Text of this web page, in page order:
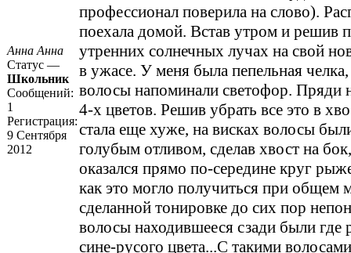
Анна Анна
Статус —
Школьник
Сообщений:
1
Регистрация:
9 Сентября
2012
профессионал поверила на слово).
поехала домой. Встав утром и решив
утренних солнечных лучах на свой
в ужасе. У меня была пепельная
волосы напоминали светофор. Пряди
4-х цветов. Решив убрать все это в
стала еще хуже, на висках волосы
голубым отливом, сделав хвост на
оказался прямо по-середине круг
как это могло получиться при общем
сделанной тонировке до сих пор
волосы находившееся сзади были где
сине-русого цвета...С такими